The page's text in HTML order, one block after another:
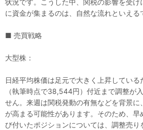
状況です。こうした中、関税の影響を受け
に資金が集まるのは、自然な流れといえる
■ 売買戦略
大型株：
日経平均株価は足元で大きく上昇してい
（執筆時点で38,544円）付近まで調整が
せん。来週は関税発動の有無などを背景に
が高まる可能性があります。そのため、
び付いたポジションについては、調整売り